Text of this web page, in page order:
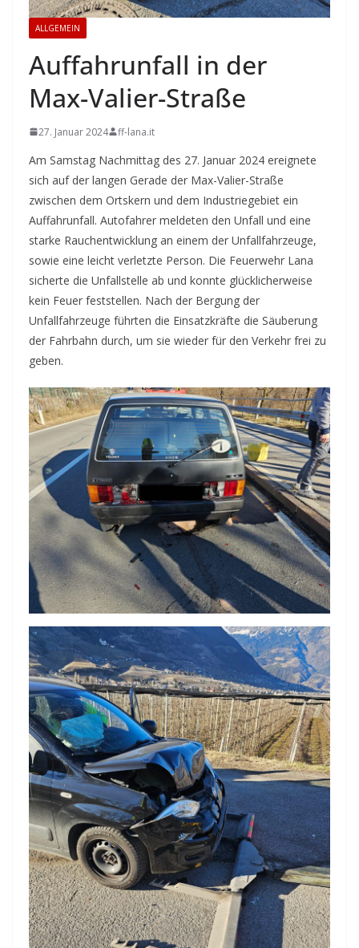
ALLGEMEIN
Auffahrunfall in der
Max-Valier-Straße
27. Januar 2024 ff-lana.it
Am Samstag Nachmittag des 27. Januar 2024 ereignete
sich auf der langen Gerade der Max-Valier-Straße
zwischen dem Ortskern und dem Industriegebiet ein
Auffahrunfall. Autofahrer meldeten den Unfall und eine
starke Rauchentwicklung an einem der Unfallfahrzeuge,
sowie eine leicht verletzte Person. Die Feuerwehr Lana
sicherte die Unfallstelle ab und konnte glücklicherweise
kein Feuer feststellen. Nach der Bergung der
Unfallfahrzeuge führten die Einsatzkräfte die Säuberung
der Fahrbahn durch, um sie wieder für den Verkehr frei zu
geben.